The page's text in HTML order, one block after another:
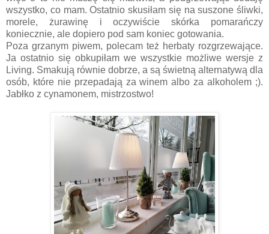
wszystko, co mam. Ostatnio skusiłam się na suszone śliwki,
morele, żurawinę i oczywiście skórka pomarańczy
koniecznie, ale dopiero pod sam koniec gotowania.
Poza grzanym piwem, polecam też herbaty rozgrzewające.
Ja ostatnio się obkupiłam we wszystkie możliwe wersje z
Living. Smakują równie dobrze, a są świetną alternatywą dla
osób, które nie przepadają za winem albo za alkoholem ;).
Jabłko z cynamonem, mistrzostwo!